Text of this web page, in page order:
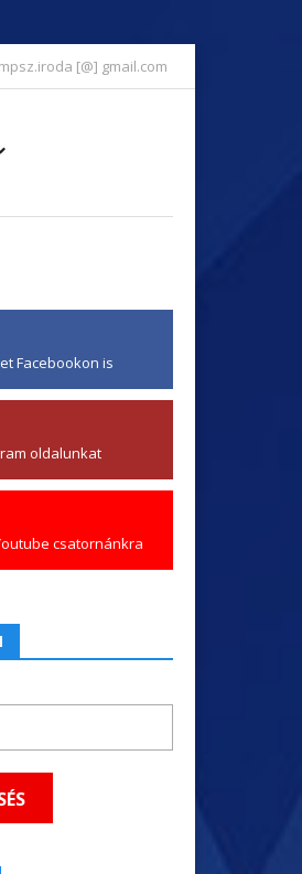
[@] gmail.com
Facebookon is
oldalunkat
csatornánkra